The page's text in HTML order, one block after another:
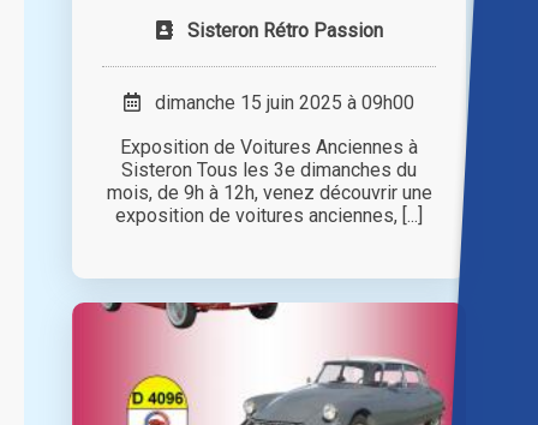
Sisteron Rétro Passion
dimanche 15 juin 2025 à 09h00
Exposition de Voitures Anciennes à
Sisteron Tous les 3e dimanches du
mois, de 9h à 12h, venez découvrir une
exposition de voitures anciennes, [...]